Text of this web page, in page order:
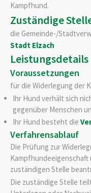
Kampfhund.
Zuständige
die Gemeinde-/
Stadt Elzach
Leistungsdetails
Voraussetzungen
für die Widerlegung der
Ihr Hund verhält sich
gegenüber Menschen
Ihr Hund besteht die
Verfahrensablauf
Die Prüfung zur
Kampfhundeeigenschaft
zuständigen Stelle
Die zuständige Stelle